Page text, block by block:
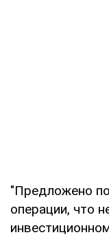
"Предложено
операции, что